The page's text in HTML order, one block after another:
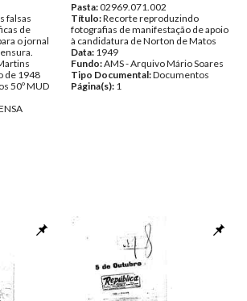
falsas
de
o jornal
de 1948
50º MUD
Pasta:02969.071.002
Título:Recorte reproduzindo
fotografias de manifestação de apoio
à candidatura de Norton de Matos
Data: 1949
Fundo:AMS - Arquivo Mário Soares
Tipo Documental:Documentos
Página(s): 1